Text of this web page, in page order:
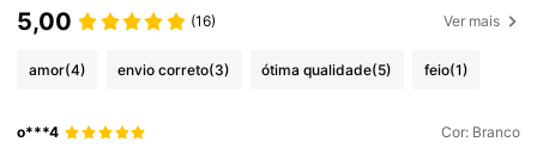
5,00 (16) Ver mais
amor(4) envio correto(3) ótima qualidade(5) feio(1)
o***4 Cor: Branco